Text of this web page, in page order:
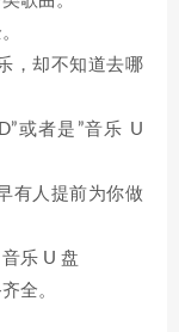
，却不知道去哪
或者是”音乐 U
有人提前为你做
乐 U 盘
全。